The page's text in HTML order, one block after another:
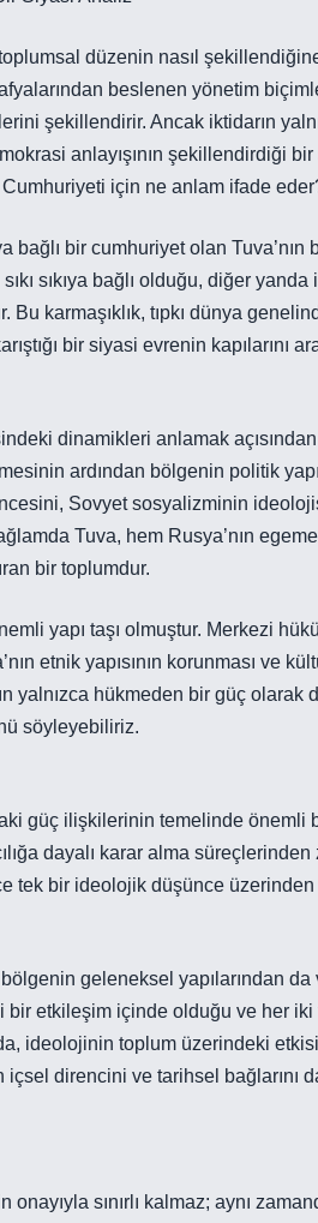
düzenin nasıl
beslenen yönetim
şekillendirir. Ancak iktidarın
anlayışının şekillendirdiği bir
için ne anlam ifade
bir cumhuriyet olan Tuva’nın
sıkıya bağlı olduğu, diğer
Bu karmaşıklık, tıpkı dünya
bir siyasi evrenin kapılarını
dinamikleri anlamak
ardından bölgenin politik
Sovyet sosyalizminin
Tuva, hem Rusya’nın
bir toplumdur.
yapı taşı olmuştur. Merkezi
etnik yapısının korunması ve
yalnızca hükmeden bir güç olarak
söyleyebiliriz.
güç ilişkilerinin temelinde önemli
dayalı karar alma
tek bir ideolojik düşünce
geleneksel yapılarından
etkileşim içinde olduğu ve her iki
ideolojinin toplum üzerindeki
direncini ve tarihsel bağlarını
sınırlı kalmaz; aynı